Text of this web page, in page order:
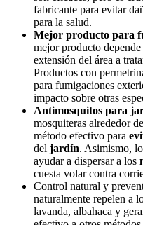
fabricante para evitar
para la salud.
Mejor producto para
mejor producto
extensión del área a
Productos con
para fumigaciones
impacto sobre otras
Antimosquitos para
mosquiteras alrededor
método efectivo para
del jardín. Asimismo,
ayudar a dispersar a los
cuesta volar contra
Control natural y
naturalmente repelen a
lavanda, albahaca y